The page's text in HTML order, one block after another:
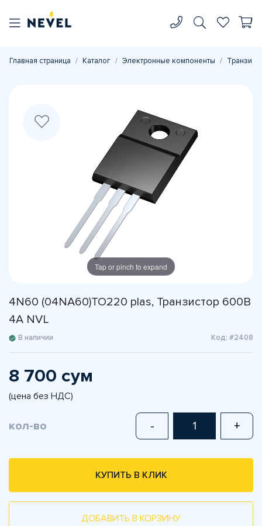
Главная страница Каталог Электронные компоненты
Tap or pinch to expand
4N60 (04NA60)TO220 plas, Транзистор 600В
4А NVL
В наличии Код: #2408
8 700 сум
(цена без НДС)
кол-во - +
КУПИТЬ В КЛИК
ДОБАВИТЬ В КОРЗИНУ